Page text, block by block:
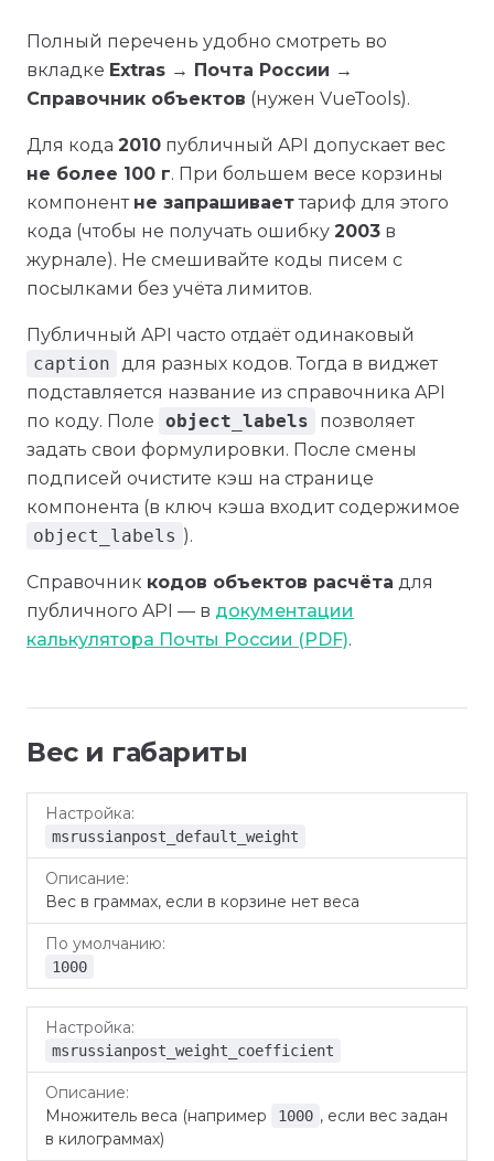
Полный перечень удобно смотреть во
вкладке Extras → Почта России →
Справочник объектов (нужен VueTools).
Для кода 2010 публичный API допускает вес
не более 100 г. При большем весе корзины
компонент не запрашиваеттариф для этого
кода (чтобы не получать ошибку 2003 в
журнале). Не смешивайте коды писем с
посылками без учёта лимитов.
Публичный API часто отдаёт одинаковый
caption для разных кодов. Тогда в виджет
подставляется название из справочника API
по коду. Поле object_labels
позволяет
задать свои формулировки. После смены
подписей очистите кэш на странице
компонента (в ключ кэша входит содержимое
object_labels ).
Справочник кодов объектов расчёта для
публичного API — в документации
калькулятора Почты России (PDF).
Вес и габариты
Настройка
msrussianpost_default_weight
Вес в граммах, если в корзине нет веса
1000
msrussianpost_weight_coefficient
Множитель веса (например 1000 , если вес задан
в килограммах)